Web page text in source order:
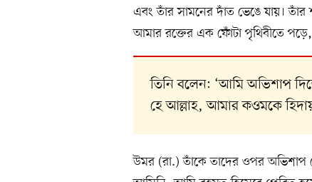
এবং তাঁর সামনের দাঁত ভেঙে যায়।
আমার রক্তের এক ফোঁটা পৃথিবীতে পড়ে,
তিনি বলেন: ‘আমি অভিশাপ
হে আল্লাহ, আমার কওমকে
উমর (রা.) তাঁকে তাদের ওপর অভিশাপ